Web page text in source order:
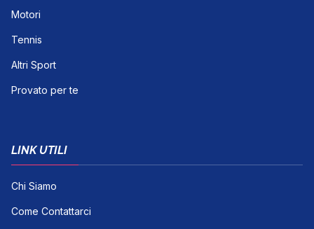
Motori
Tennis
Altri Sport
Provato per te
LINK UTILI
Chi Siamo
Come Contattarci